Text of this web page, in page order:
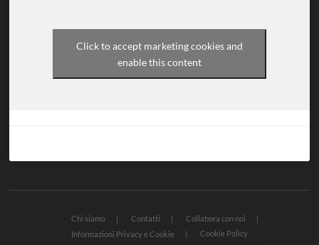
Click to accept marketing cookies and
enable this content
Chi siamo Contatti
Collabora con noi
Informazioni Privacy e Cookie
Cookie Policy